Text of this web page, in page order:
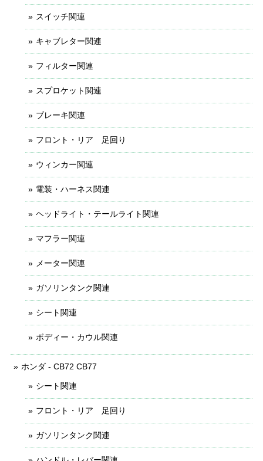
スイッチ関連
キャブレター関連
フィルター関連
スプロケット関連
ブレーキ関連
フロント・リア 足回り
ウィンカー関連
電装・ハーネス関連
ヘッドライト・テールライト関連
マフラー関連
メーター関連
ガソリンタンク関連
シート関連
ボディー・カウル関連
ホンダ - CB72 CB77
シート関連
フロント・リア 足回り
ガソリンタンク関連